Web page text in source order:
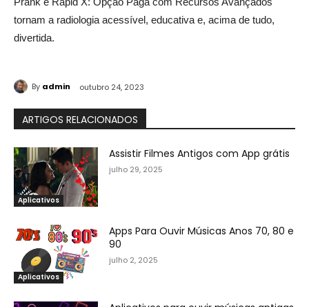
tornam a radiologia acessível, educativa e, acima de tudo,
divertida.
By admin outubro 24, 2023
ARTIGOS RELACIONADOS
Aplicativos
Assistir Filmes Antigos com App grátis
julho 29, 2025
Aplicativos
Apps Para Ouvir Músicas Anos 70, 80 e
90
julho 2, 2025